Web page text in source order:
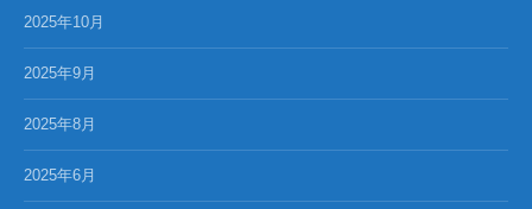
2025年10月
2025年9月
2025年8月
2025年6月